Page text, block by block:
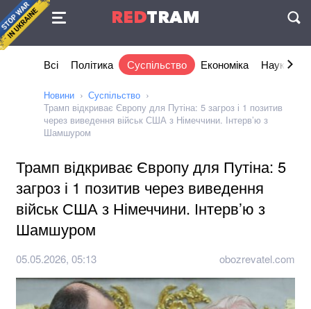
REDTRAM
Угода
Всі Політика Суспільство Економіка Наука та
Новини
Суспільство
Трамп відкриває Європу для Путіна: 5 загроз і 1 позитив
через виведення військ США з Німеччини. Інтерв’ю з
Шамшуром
Трамп відкриває Європу для Путіна: 5
загроз і 1 позитив через виведення
військ США з Німеччини. Інтерв’ю з
Шамшуром
05.05.2026, 05:13 obozrevatel.com